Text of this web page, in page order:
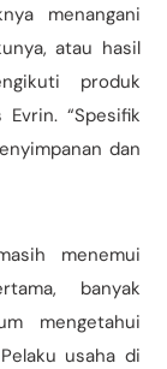
menangani
atau hasil
produk
“Spesifik
dan
menemui
banyak
mengetahui
usaha di